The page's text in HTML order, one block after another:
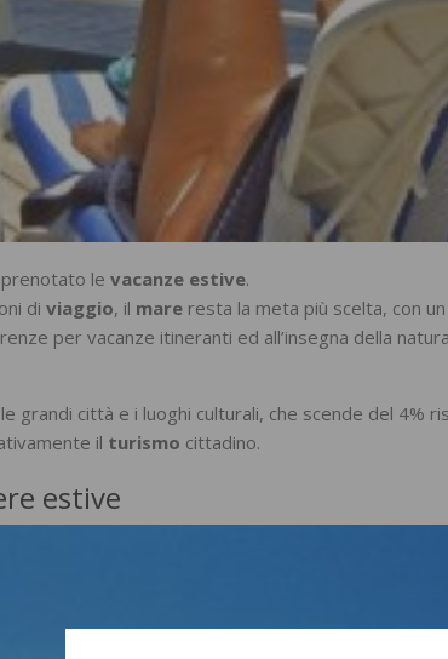
le vacanze estive.
di viaggio, il mare resta la meta più scelta, con
per vacanze itineranti ed all’insegna della
grandi città e i luoghi culturali, che scende del 4%
il turismo cittadino.
estive